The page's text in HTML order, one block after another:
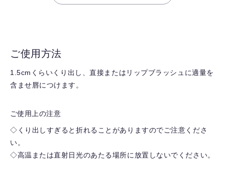
ご使用方法
1.5cmくらいくり出し、直接またはリップブラッシュに適量を
含ませ唇につけます。
ご使用上の注意
◇くり出しすぎると折れることがありますのでご注意くださ
い。
◇高温または直射日光のあたる場所に放置しないでください。